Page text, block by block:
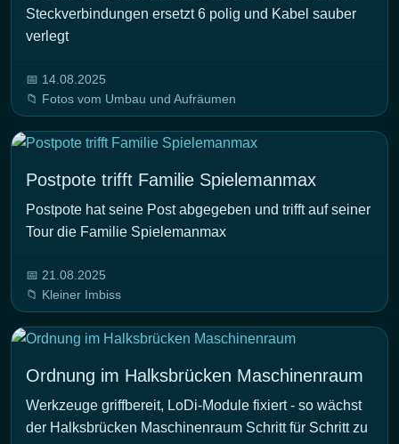
Steckverbindungen ersetzt 6 polig und Kabel sauber
verlegt
📅 14.08.2025
📁 Fotos vom Umbau und Aufräumen
Postpote trifft Familie Spielemanmax
Postpote hat seine Post abgegeben und trifft auf seiner
Tour die Familie Spielemanmax
📅 21.08.2025
📁 Kleiner Imbiss
Ordnung im Halksbrücken Maschinenraum
Werkzeuge griffbereit, LoDi-Module fixiert - so wächst
der Halksbrücken Maschinenraum Schritt für Schritt zu